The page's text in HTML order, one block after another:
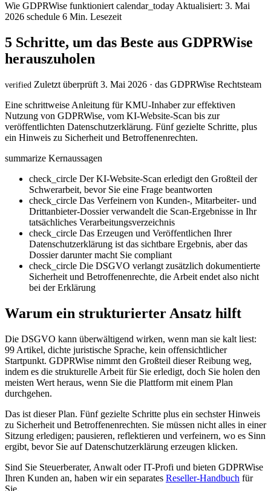
Wie GDPRWise funktioniertcalendar_todayAktualisiert: 3. Mai
2026 schedule 6 Min. Lesezeit
5 Schritte, um das Beste aus GDPRWise
herauszuholen
verified Zuletzt überprüft 3. Mai 2026 · das GDPRWise Rechtsteam
Eine schrittweise Anleitung für KMU-Inhaber zur effektiven
Nutzung von GDPRWise, vom KI-Website-Scan bis zur
veröffentlichten Datenschutzerklärung. Fünf gezielte Schritte, plus
ein Hinweis zu Sicherheit und Betroffenenrechten.
summarize Kernaussagen
check_circle Der KI-Website-Scan erledigt den Großteil der
Schwerarbeit, bevor Sie eine Frage beantworten
check_circle Das Verfeinern von Kunden-, Mitarbeiter- und
Drittanbieter-Dossier verwandelt die Scan-Ergebnisse in Ihr
tatsächliches Verarbeitungsverzeichnis
check_circle Das Erzeugen und Veröffentlichen Ihrer
Datenschutzerklärung ist das sichtbare Ergebnis, aber das
Dossier darunter macht Sie compliant
check_circle Die DSGVO verlangt zusätzlich dokumentierte
Sicherheit und Betroffenenrechte, die Arbeit endet also nicht
bei der Erklärung
Warum ein strukturierter Ansatz hilft
Die DSGVO kann überwältigend wirken, wenn man sie kalt liest:
99 Artikel, dichte juristische Sprache, kein offensichtlicher
Startpunkt. GDPRWise nimmt den Großteil dieser Reibung weg,
indem es die strukturelle Arbeit für Sie erledigt, doch Sie holen den
meisten Wert heraus, wenn Sie die Plattform mit einem Plan
durchgehen.
Das ist dieser Plan. Fünf gezielte Schritte plus ein sechster Hinweis
zu Sicherheit und Betroffenenrechten. Sie müssen nicht alles in einer
Sitzung erledigen; pausieren, reflektieren und verfeinern, wo es Sinn
ergibt, bevor Sie auf Datenschutzerklärung erzeugen klicken.
Sind Sie Steuerberater, Anwalt oder IT-Profi und bieten GDPRWise
Ihren Kunden an, haben wir ein separates Reseller-Handbuch für
Sie.